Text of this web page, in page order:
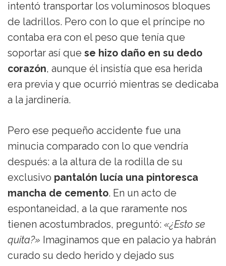
intentó transportar los voluminosos bloques
de ladrillos. Pero con lo que el príncipe no
contaba era con el peso que tenía que
soportar así que se hizo daño en su dedo
corazón, aunque él insistía que esa herida
era previa y que ocurrió mientras se dedicaba
a la jardinería.
Pero ese pequeño accidente fue una
minucia comparado con lo que vendría
después: a la altura de la rodilla de su
exclusivo pantalón lucía una pintoresca
mancha de cemento. En un acto de
espontaneidad, a la que raramente nos
tienen acostumbrados, preguntó: «¿Esto se
quita?» Imaginamos que en palacio ya habrán
curado su dedo herido y dejado sus